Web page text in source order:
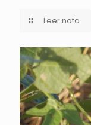
Leer nota